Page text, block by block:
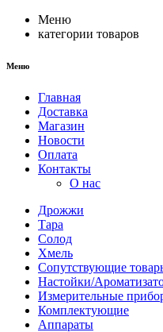
Меню
категории товаров
Меню
Главная
Доставка
Магазин
Новости
Оплата
Контакты
О нас
Дрожжи
Тара
Солод
Хмель
Сопутствующие
Настойки/
Измерительные
Комплектующие
Аппараты